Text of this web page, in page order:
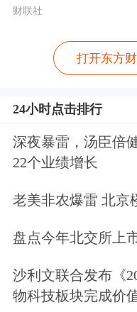
境管理和相关
理、再生资源
卫设备租赁、
服务、航空地面
公司的商业模式
服务项目合同，
理、合理调度专
织经营活动，为
主、企事业单位
财联社
打开东方
24小时点击排行
深夜暴雷，汤臣倍
22个业绩增长
老美非农爆雷 北京
盘点今年北交所上
沙利文联合发布《
物科技板块完成价